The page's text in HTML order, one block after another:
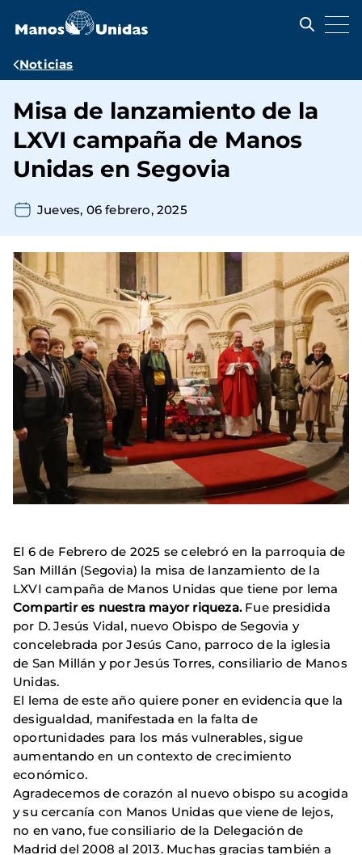
contenido
Ruta
navegación
Noticias
Misa de lanzamiento de la
LXVI campaña de Manos
Unidas en Segovia
Jueves, 06 febrero, 2025
El 6 de Febrero de 2025 se celebró en la parroquia de
San Millán (Segovia) la misa de lanzamiento de la
LXVI campaña de Manos Unidas que tiene por lema
Compartir es nuestra mayor riqueza. Fue presidida
por D. Jesús Vidal, nuevo Obispo de Segovia y
concelebrada por Jesús Cano, parroco de la iglesia
de San Millán y por Jesús Torres, consiliario de Manos
Unidas.
El lema de este año quiere poner en evidencia que la
desigualdad, manifestada en la falta de
oportunidades para los más vulnerables, sigue
aumentando en un contexto de crecimiento
económico.
Agradecemos de corazón al nuevo obispo su acogida
y su cercanía con Manos Unidas que viene de lejos,
no en vano, fue consiliario de la Delegación de
Madrid del 2008 al 2013. Muchas gracias también a